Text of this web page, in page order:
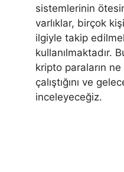
sistemlerinin
varlıklar, birçok
ilgiyle takip
kullanılmaktadır.
kripto paraların
çalıştığını ve
inceleyeceğiz.